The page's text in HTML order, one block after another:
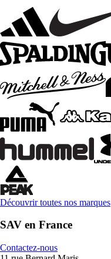
Découvrir toutes nos marques
SAV en France
Contactez-nous